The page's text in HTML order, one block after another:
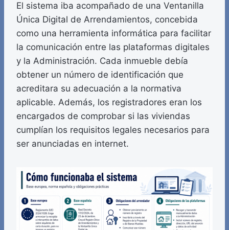
El sistema iba acompañado de una Ventanilla
Única Digital de Arrendamientos, concebida
como una herramienta informática para facilitar
la comunicación entre las plataformas digitales
y la Administración. Cada inmueble debía
obtener un número de identificación que
acreditara su adecuación a la normativa
aplicable. Además, los registradores eran los
encargados de comprobar si las viviendas
cumplían los requisitos legales necesarios para
ser anunciadas en internet.